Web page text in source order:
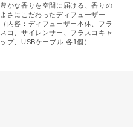
豊かな香りを空間に届ける、香りの
よさにこだわったディフューザー
（内容：ディフューザー本体、フラ
スコ、サイレンサー、フラスコキャ
ップ、USBケーブル 各1個）